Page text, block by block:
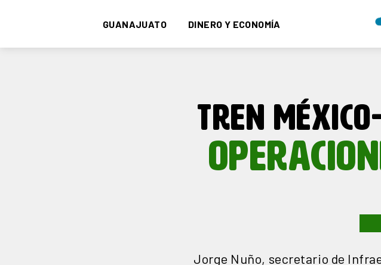
GUANAJUATO DINERO Y ECONOMÍA
TREN
Jorge Nuño, secretario de